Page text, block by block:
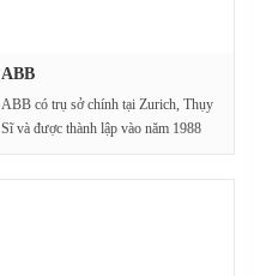
ABB
ABB có trụ sở chính tại Zurich, Thụy
Sĩ và được thành lập vào năm 1988